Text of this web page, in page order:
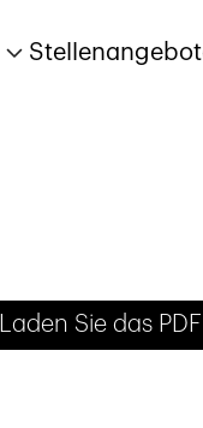
Laden Sie das